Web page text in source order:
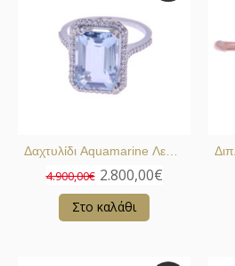
4.900,00€ 2.800,00€
Στο καλάθι